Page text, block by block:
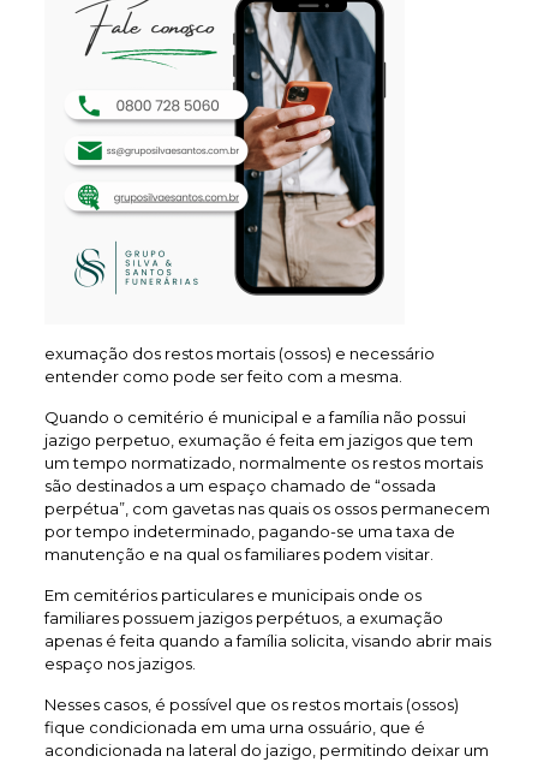
exumação dos restos mortais (ossos) e necessário
entender como pode ser feito com a mesma.
Quando o cemitério é municipal e a família não possui
jazigo perpetuo, exumação é feita em jazigos que tem
um tempo normatizado, normalmente os restos mortais
são destinados a um espaço chamado de “ossada
perpétua”, com gavetas nas quais os ossos permanecem
por tempo indeterminado, pagando-se uma taxa de
manutenção e na qual os familiares podem visitar.
Em cemitérios particulares e municipais onde os
familiares possuem jazigos perpétuos, a exumação
apenas é feita quando a família solicita, visando abrir mais
espaço nos jazigos.
Nesses casos, é possível que os restos mortais (ossos)
fique condicionada em uma urna ossuário, que é
acondicionada na lateral do jazigo, permitindo deixar um